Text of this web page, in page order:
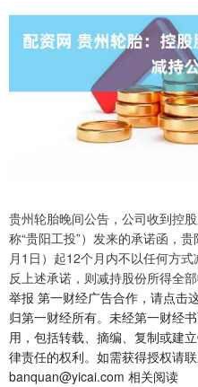
贵州轮胎晚间公告，公司收到控
称“贵阳工投”）发来的承诺函，
月1日）起12个月内不以任何方
反上述承诺，则减持股份所得全
举报 第一财经广告合作，请点击
归第一财经所有。未经第一财经
用，包括转载、摘编、复制或建
律责任的权利。如需获得授权请
banquan@yicai.com 相关阅读